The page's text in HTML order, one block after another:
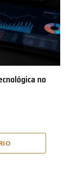
no